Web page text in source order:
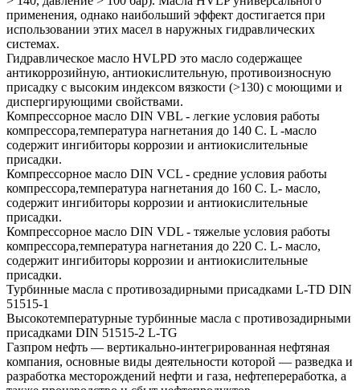
применения, однако наибольший эффект достигается при
использовании этих масел в наружных гидравлических
системах.
Гидравлическое масло HVLPD это масло содержащее
антикоррозийную, антиокислительную, противоизносную
присадку с высоким индексом вязкости (>130) с моющими и
диспергирующими свойствами.
Компрессорное масло DIN VBL - легкие условия работы
компрессора,температура нагнетания до 140 С. L -масло
содержит ингибиторы коррозии и антиокислительные
присадки.
Компрессорное масло DIN VCL - средние условия работы
компрессора,температура нагнетания до 160 С. L- масло,
содержит ингибиторы коррозии и антиокислительные
присадки.
Компрессорное масло DIN VDL - тяжелые условия работы
компрессора,температура нагнетания до 220 С. L- масло,
содержит ингибиторы коррозии и антиокислительные
присадки.
Турбинные масла с противозадирными присадками L-TD DIN
51515-1
Высокотемпературные турбинные масла с противозадирными
присадками DIN 51515-2 L-TG
Газпром нефть — вертикально-интегрированная нефтяная
компания, основные виды деятельности которой — разведка и
разработка месторождений нефти и газа, нефтепереработка, а